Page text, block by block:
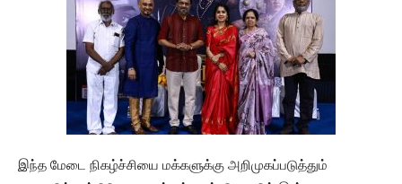
இந்த மேடை நிகழ்ச்சியை மக்களுக்கு அறிமுகப்படுத்தும்